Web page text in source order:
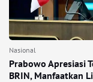
Nasional
Prabowo Apresiasi
BRIN, Manfaatkan